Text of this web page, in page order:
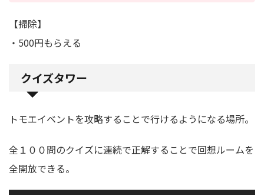
【掃除】
・500円もらえる
クイズタワー
トモエイベントを攻略することで行けるようになる場所。
全１００問のクイズに連続で正解することで回想ルームを
全開放できる。